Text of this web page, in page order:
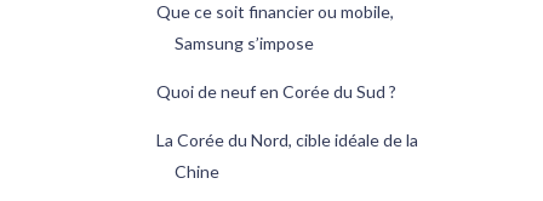
Que ce soit financier ou mobile,
Samsung s’impose
Quoi de neuf en Corée du Sud ?
La Corée du Nord, cible idéale de la
Chine